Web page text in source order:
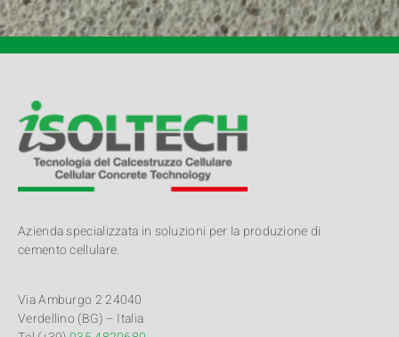
Azienda specializzata in soluzioni per la produzione di
cemento cellulare.
Via Amburgo 2 24040
Verdellino (BG) – Italia